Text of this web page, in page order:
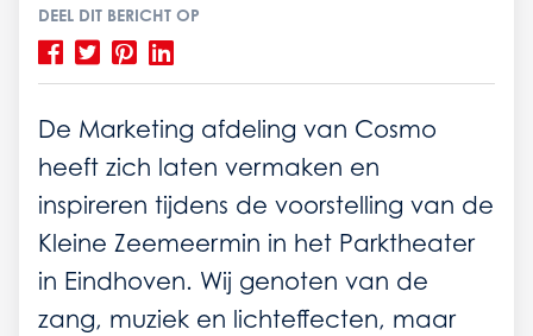
DEEL DIT BERICHT OP
De Marketing afdeling van Cosmo
heeft zich laten vermaken en
inspireren tijdens de voorstelling van de
Kleine Zeemeermin in het Parktheater
in Eindhoven. Wij genoten van de
zang, muziek en lichteffecten, maar